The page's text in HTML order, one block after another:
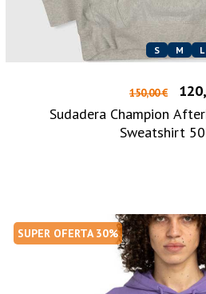
S M L
150,00 €
Sudadera Champion
Sweatshirt
SUPER OFERTA 30%